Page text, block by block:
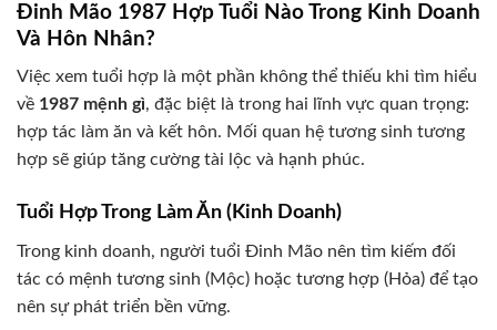
Đinh Mão 1987 Hợp Tuổi Nào Trong Kinh Doanh
Và Hôn Nhân?
Việc xem tuổi hợp là một phần không thể thiếu khi tìm hiểu
về 1987 mệnh gì, đặc biệt là trong hai lĩnh vực quan trọng:
hợp tác làm ăn và kết hôn. Mối quan hệ tương sinh tương
hợp sẽ giúp tăng cường tài lộc và hạnh phúc.
Tuổi Hợp Trong Làm Ăn (Kinh Doanh)
Trong kinh doanh, người tuổi Đinh Mão nên tìm kiếm đối
tác có mệnh tương sinh (Mộc) hoặc tương hợp (Hỏa) để tạo
nên sự phát triển bền vững.